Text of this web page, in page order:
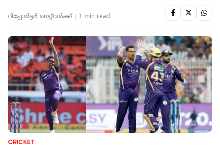
റിപ്പോർട്ടർ നെറ്റ്‌വര്‍ക്ക്‌ 1 min read
CRICKET